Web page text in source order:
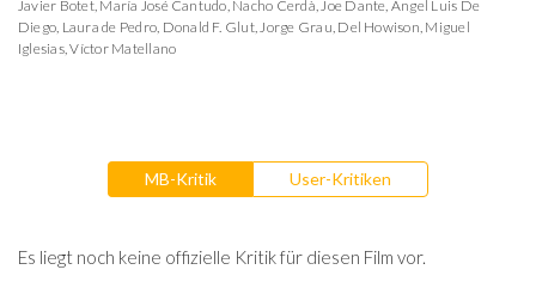
Javier Botet, María José Cantudo, Nacho Cerdà,Joe Dante, Ángel Luis De
Diego, Laura de Pedro, Donald F. Glut,Jorge Grau, Del Howison, Miguel
Iglesias,Víctor Matellano
MB-Kritik User-Kritiken
Es liegt noch keine offizielle Kritik für diesen Film vor.